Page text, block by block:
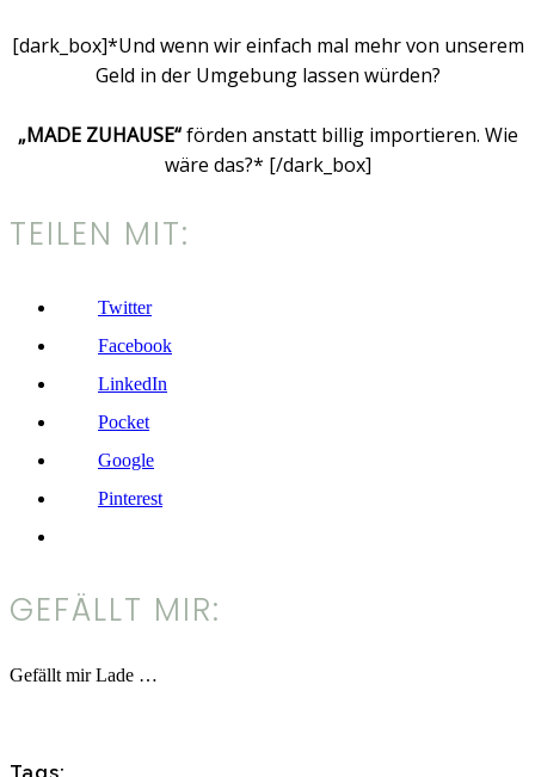
[dark_box]*Und wenn wir einfach mal mehr von unserem
Geld in der Umgebung lassen würden?
„MADE ZUHAUSE“förden anstatt billig importieren. Wie
wäre das?* [/dark_box]
TEILEN MIT:
Twitter
Facebook
LinkedIn
Pocket
Google
Pinterest
GEFÄLLT MIR:
Gefällt mir Lade …